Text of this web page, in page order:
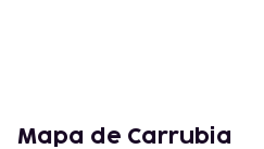
Mapa de Carrubia